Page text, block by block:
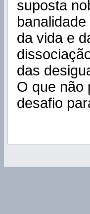
suposta
da vida e
das
O que não
desafio